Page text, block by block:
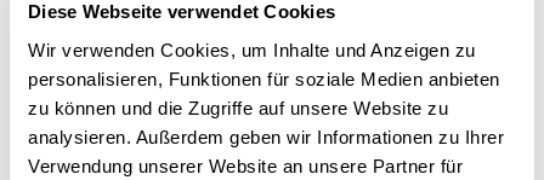
Diese Webseite verwendet Cookies
Wir verwenden Cookies, um Inhalte und Anzeigen zu
personalisieren, Funktionen für soziale Medien anbieten
zu können und die Zugriffe auf unsere Website zu
analysieren. Außerdem geben wir Informationen zu Ihrer
Verwendung unserer Website an unsere Partner für
wirtschaftlicher und sozialer Verflechtungen einseitige
Grenzschließungen beschlossen haben, ohne regionale
Strukturen einzubeziehen. Die Krise hat zudem
bestehende Ungleichheiten verschärft, insbesondere